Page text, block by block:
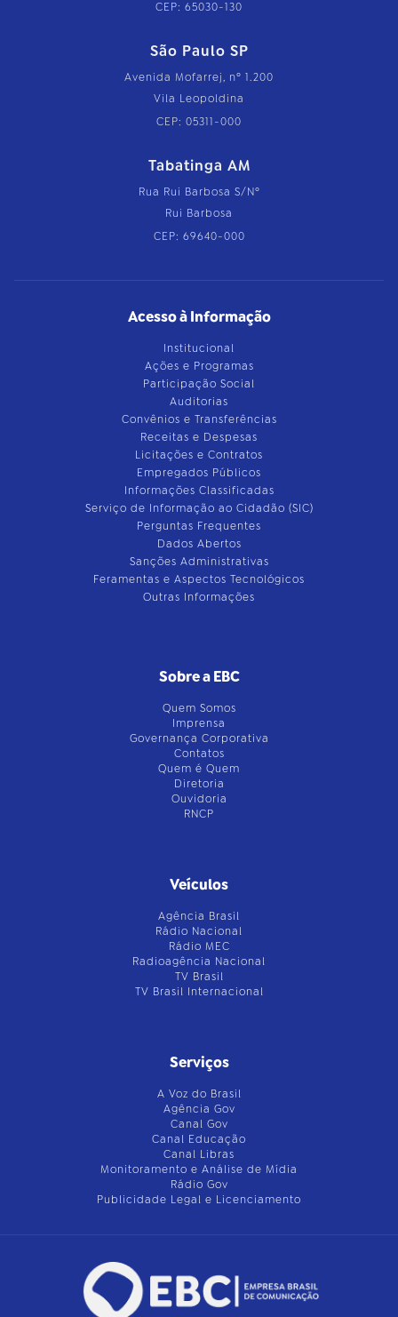
CEP: 65030-130
São Paulo SP
Avenida Mofarrej, nº 1.200
Vila Leopoldina
CEP: 05311-000
Tabatinga AM
Rua Rui Barbosa S/Nº
Rui Barbosa
CEP: 69640-000
Acesso à Informação
Institucional
Ações e Programas
Participação Social
Auditorias
Convênios e Transferências
Receitas e Despesas
Licitações e Contratos
Empregados Públicos
Informações Classificadas
Serviço de Informação ao Cidadão (SIC)
Perguntas Frequentes
Dados Abertos
Sanções Administrativas
Feramentas e Aspectos Tecnológicos
Outras Informações
Sobre a EBC
Quem Somos
Imprensa
Governança Corporativa
Contatos
Quem é Quem
Diretoria
Ouvidoria
RNCP
Veículos
Agência Brasil
Rádio Nacional
Rádio MEC
Radioagência Nacional
TV Brasil
TV Brasil Internacional
Serviços
A Voz do Brasil
Agência Gov
Canal Gov
Canal Educação
Canal Libras
Monitoramento e Análise de Mídia
Rádio Gov
Publicidade Legal e Licenciamento